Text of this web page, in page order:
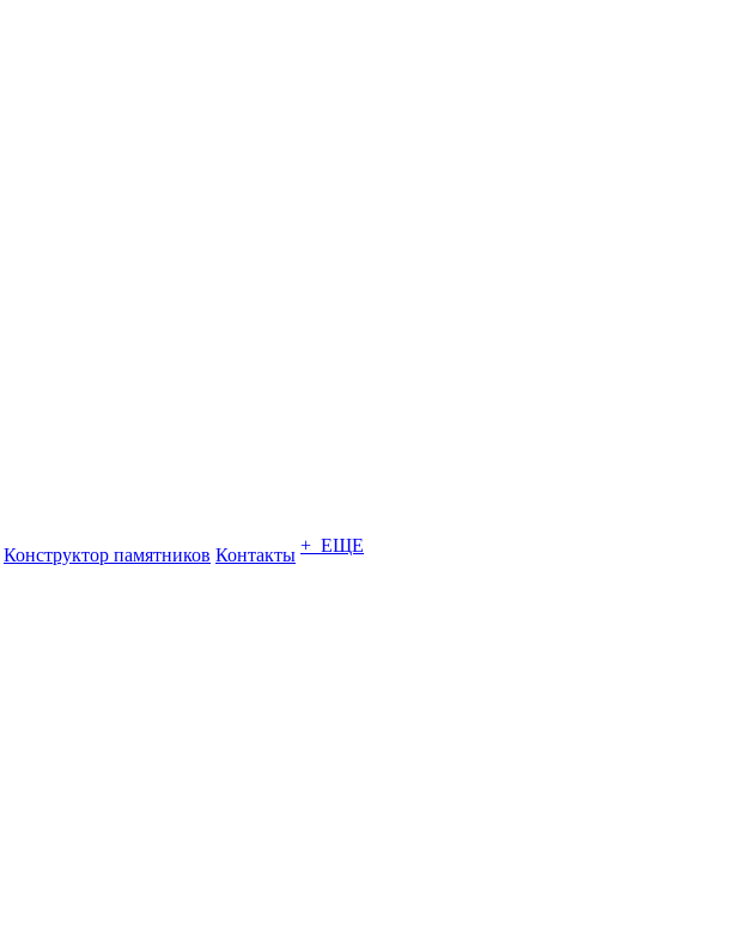
Конструктор памятников Контакты + ЕЩЕ